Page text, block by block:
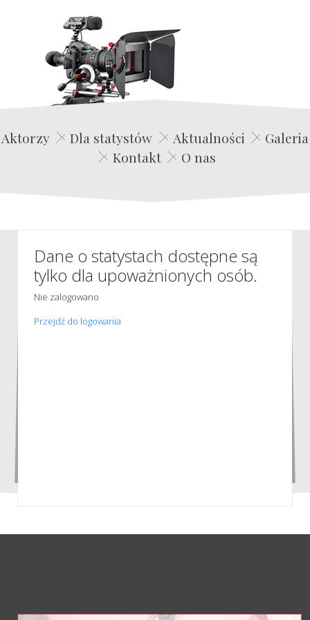
Edwin Film Agencja Aktorska
Aktorzy Dla statystów Aktualności
Galeria
Kontakt
O nas
Dane o statystach dostępne są
tylko dla upoważnionych osób.
Nie zalogowano
Przejdź do logowania